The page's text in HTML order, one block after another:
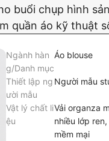
buổi chụp hình
quần áo kỹ thuật
Ngành hàn
g/Danh mục
Áo blouse
Thiết lập ng
ười mẫu
Người mẫu
Vật lý chất li
ệu
Vải organza
nhiều lớp
mềm mại